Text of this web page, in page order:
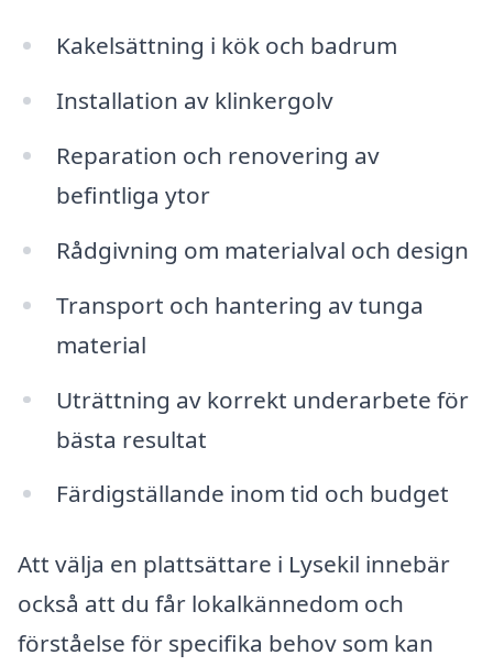
Kakelsättning i kök och badrum
Installation av klinkergolv
Reparation och renovering av
befintliga ytor
Rådgivning om materialval och design
Transport och hantering av tunga
material
Uträttning av korrekt underarbete för
bästa resultat
Färdigställande inom tid och budget
Att välja en plattsättare i Lysekil innebär
också att du får lokalkännedom och
förståelse för specifika behov som kan